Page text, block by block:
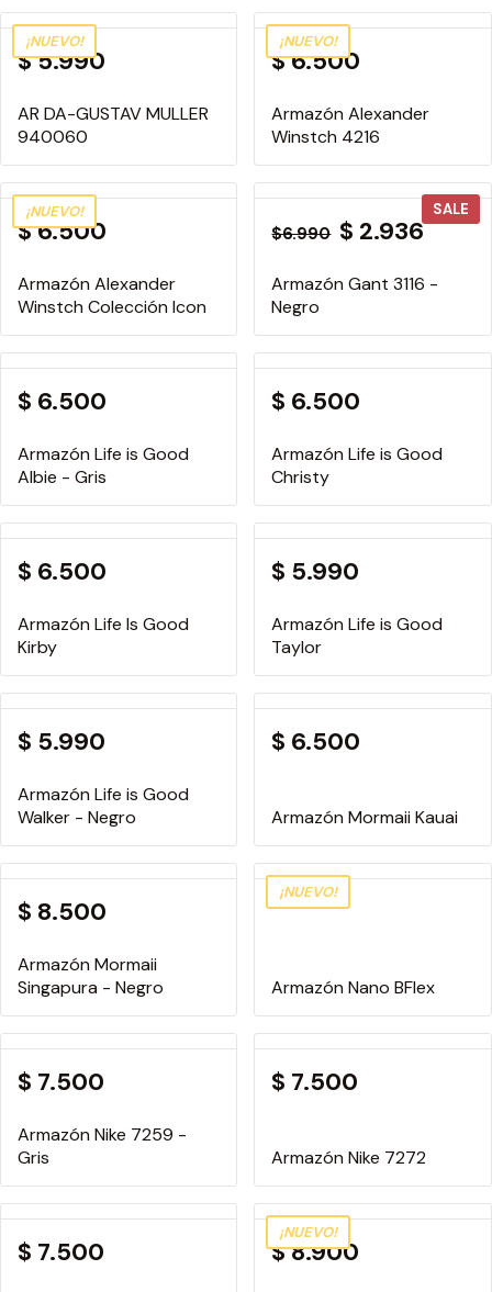
¡NUEVO!
$ 5.990
AR DA-GUSTAV MULLER
940060
¡NUEVO!
$ 6.500
Armazón Alexander
Winstch 4216
¡NUEVO!
$ 6.500
Armazón Alexander
Winstch Colección Icon
SALE
$6.990 $ 2.936
Armazón Gant 3116 -
Negro
$ 6.500
Armazón Life is Good
Albie - Gris
$ 6.500
Armazón Life is Good
Christy
$ 6.500
Armazón Life Is Good
Kirby
$ 5.990
Armazón Life is Good
Taylor
$ 5.990
Armazón Life is Good
Walker - Negro
$ 6.500
Armazón Mormaii Kauai
$ 8.500
Armazón Mormaii
Singapura - Negro
¡NUEVO!
Armazón Nano BFlex
$ 7.500
Armazón Nike 7259 -
Gris
$ 7.500
Armazón Nike 7272
$ 7.500
¡NUEVO!
$ 8.900